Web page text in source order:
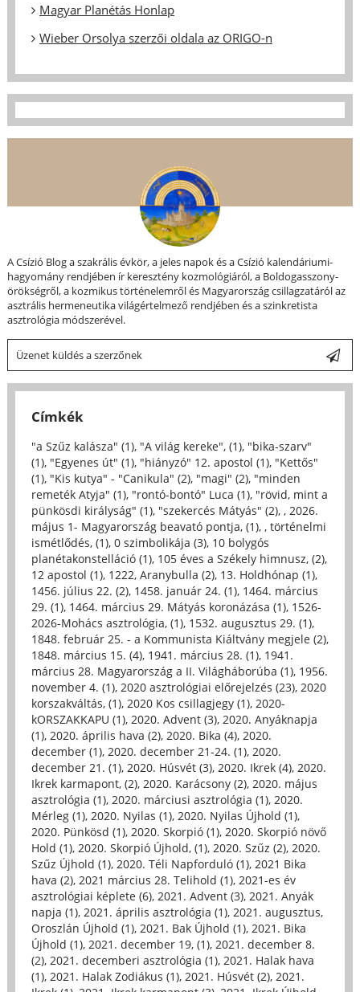
Magyar Planétás Honlap
Wieber Orsolya szerzői oldala az ORIGO-n
A Csízió Blog a szakrális évkör, a jeles napok és a Csízió kalendáriumi-
hagyomány rendjében ír keresztény kozmológiáról, a Boldogasszony-
örökségről, a kozmikus történelemről és Magyarország csillagzatáról az
asztrális hermeneutika világértelmező rendjében és a szinkretista
asztrológia módszerével.
Üzenet küldés a szerzőnek
Címkék
"a Szűz kalásza" (1), "A világ kereke", (1), "bika-szarv"
(1), "Egyenes út" (1), "hiányzó" 12. apostol (1), "Kettős"
(1), "Kis kutya" - "Canikula" (2), "magi" (2), "minden
remeték Atyja" (1), "rontó-bontó" Luca (1), "rövid, mint a
pünkösdi királyság" (1), "szekercés Mátyás" (2), , 2026.
május 1- Magyarország beavató pontja, (1), , történelmi
ismétlődés, (1), 0 szimbolikája (3), 10 bolygós
planétakonstelláció (1), 105 éves a Székely himnusz, (2),
12 apostol (1), 1222, Aranybulla (2), 13. Holdhónap (1),
1456. július 22. (2), 1458. január 24. (1), 1464. március
29. (1), 1464. március 29. Mátyás koronázása (1), 1526-
2026-Mohács asztrológia, (1), 1532. augusztus 29. (1),
1848. február 25. - a Kommunista Kiáltvány megjele (2),
1848. március 15. (4), 1941. március 28. (1), 1941.
március 28. Magyarország a II. Világháborúba (1), 1956.
november 4. (1), 2020 asztrológiai előrejelzés (23), 2020
korszakváltás, (1), 2020 Kos csillagjegy (1), 2020-
kORSZAKKAPU (1), 2020. Advent (3), 2020. Anyáknapja
(1), 2020. április hava (2), 2020. Bika (4), 2020.
december (1), 2020. december 21-24. (1), 2020.
december 21. (1), 2020. Húsvét (3), 2020. Ikrek (4), 2020.
Ikrek karmapont, (2), 2020. Karácsony (2), 2020. május
asztrológia (1), 2020. márciusi asztrológia (1), 2020.
Mérleg (1), 2020. Nyilas (1), 2020. Nyilas Újhold (1),
2020. Pünkösd (1), 2020. Skorpió (1), 2020. Skorpió növő
Hold (1), 2020. Skorpió Újhold, (1), 2020. Szűz (2), 2020.
Szűz Újhold (1), 2020. Téli Napforduló (1), 2021 Bika
hava (2), 2021 március 28. Telihold (1), 2021-es év
asztrológiai képlete (6), 2021. Advent (3), 2021. Anyák
napja (1), 2021. április asztrológia (1), 2021. augusztus,
Oroszlán Újhold (1), 2021. Bak Újhold (1), 2021. Bika
Újhold (1), 2021. december 19, (1), 2021. december 8.
(2), 2021. decemberi asztrológia (1), 2021. Halak hava
(1), 2021. Halak Zodiákus (1), 2021. Húsvét (2), 2021.